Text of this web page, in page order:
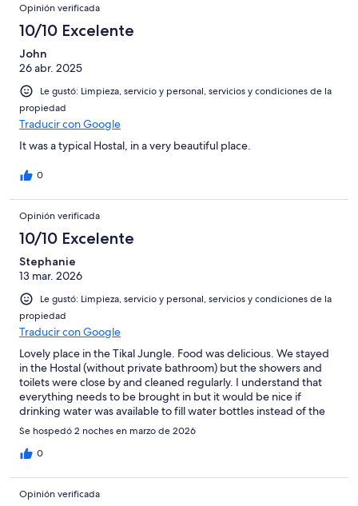
Opinión verificada
10/10 Excelente
John
26 abr. 2025
Le gustó: Limpieza, servicio y personal, servicios y condiciones de la
propiedad
Traducir con Google
It was a typical Hostal, in a very beautiful place.
0
Opinión verificada
10/10 Excelente
Stephanie
13 mar. 2026
Le gustó: Limpieza, servicio y personal, servicios y condiciones de la
propiedad
Traducir con Google
Lovely place in the Tikal Jungle. Food was delicious. We stayed
in the Hostal (without private bathroom) but the showers and
toilets were close by and cleaned regularly. I understand that
everything needs to be brought in but it would be nice if
drinking water was available to fill water bottles instead of the
constant need to use plastic bottles. Perhaps a goal for a
greener future.
Se hospedó 2 noches en marzo de 2026
0
Opinión verificada